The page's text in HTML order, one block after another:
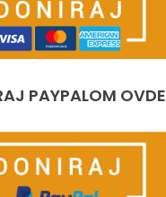
PAYPALOM OVDE